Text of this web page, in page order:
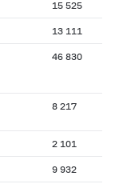
15 525
13 111
46 830
8 217
2 101
9 932